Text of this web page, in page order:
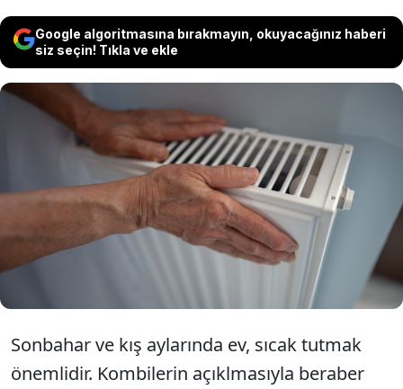
Google algoritmasına bırakmayın, okuyacağınız haberi
siz seçin! Tıkla ve ekle
Soğuk havaların etkisini göstermesiyle
birlikte evde verimli ısınmak da önemli bir
etken halin geldi. Bu basit ve düşük maliyetli
yöntem, kışın yatak odanızı sıcak tutmanızı
sağlayacak. İşte ayrıntılar...
Sonbahar ve kış aylarında ev, sıcak tutmak
önemlidir. Kombilerin açıklmasıyla beraber